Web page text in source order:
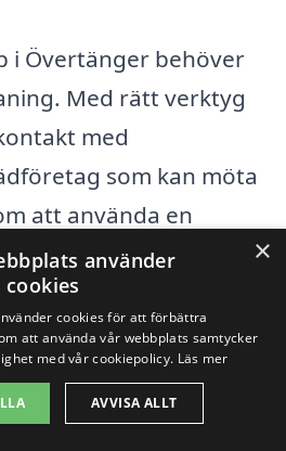
i Övertänger behöver
Med rätt verktyg
med
som kan möta
att använda en
stdhjlp-pris-hcbd.se
tjänster och priser
område. Plattformen
begära offerter från
att du kan välja det
×
använder
cookies
cookies för att förbättra
att använda vår webbplats samtycker
med vår cookiepolicy. Läs mer
AVVISA ALLT